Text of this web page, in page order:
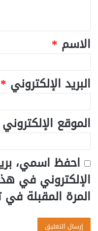
الاسم *
البريد الإلكتروني *
الموقع الإلكتروني
احفظ اسمي،
الإلكتروني في
المرة المقبلة